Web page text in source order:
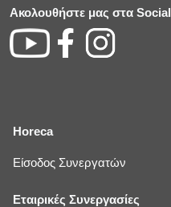
Ακολουθήστε μας στα Social
Horeca
Είσοδος Συνεργατών
Εταιρικές Συνεργασίες